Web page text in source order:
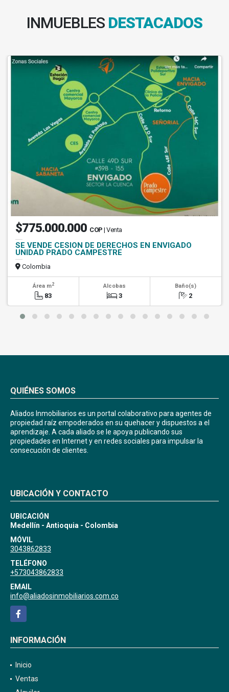
INMUEBLES DESTACADOS
$775.000.000 COP | Venta
SE VENDE CESION DE DERECHOS EN ENVIGADO
UNIDAD PRADO CAMPESTRE
Colombia
Área m2
83
Alcobas
3
Baño(s)
2
QUIÉNES SOMOS
Aliados Inmobiliarios es un portal colaborativo para agentes de
propiedad raíz empoderados en su quehacer y dispuestos a el
aprendizaje. A cada aliado se le apoya publicando sus
propiedades en Internet y en redes sociales para impulsar la
consecución de clientes.
UBICACIÓN Y CONTACTO
UBICACIÓN
Medellín - Antioquia - Colombia
MÓVIL
3043862833
TELÉFONO
+573043862833
EMAIL
info@aliadosinmobiliarios.com.co
Facebook
INFORMACIÓN
Inicio
Ventas